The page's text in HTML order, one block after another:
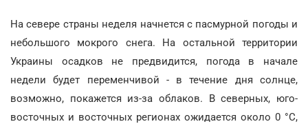
На севере страны неделя начнется с пасмурной погоды и
небольшого мокрого снега. На остальной территории
Украины осадков не предвидится, погода в начале
недели будет переменчивой - в течение дня солнце,
возможно, покажется из-за облаков. В северных, юго-
восточных и восточных регионах ожидается около 0 °С,